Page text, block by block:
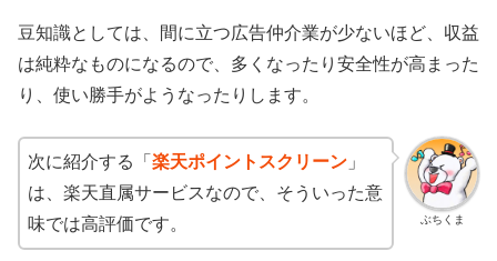
豆知識としては、間に立つ広告仲介業が少ないほど、収益
は純粋なものになるので、多くなったり安全性が高まった
り、使い勝手がようなったりします。
ぶちくま
次に紹介する「 楽天ポイントスクリーン 」
は、楽天直属サービスなので、そういった意
味では高評価です。